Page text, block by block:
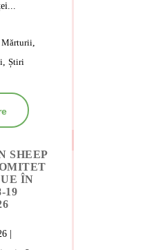
Mărturii,
, Știri
SHEEP
ÎN
19
|